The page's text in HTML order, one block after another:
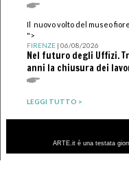
Il nuovo volto del museo
">
FIRENZE| 06/08/2026
Nel futuro degli Uffizi.
anni la chiusura dei
LEGGI TUTTO >
ARTE.it è una testata